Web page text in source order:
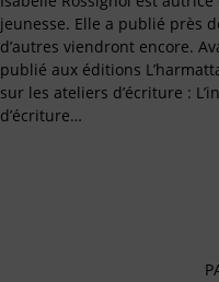
jeunesse. Elle a publié près
d’autres viendront encore.
publié aux éditions
sur les ateliers d’écriture :
d’écriture…